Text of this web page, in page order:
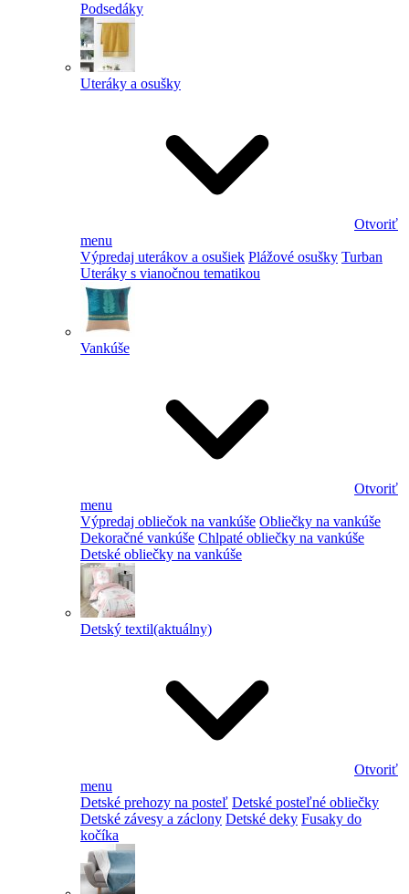
Podsedáky
Uteráky a osušky
Otvoriť
menu
Výpredaj uterákov a osušiek Plážové osušky Turban
Uteráky s vianočnou tematikou
Vankúše
Otvoriť
menu
Výpredaj obliečok na vankúše Obliečky na vankúše
Dekoračné vankúše Chlpaté obliečky na vankúše
Detské obliečky na vankúše
Detský textil(aktuálny)
Otvoriť
menu
Detské prehozy na posteľ Detské posteľné obliečky
Detské závesy a záclony Detské deky Fusaky do
kočíka